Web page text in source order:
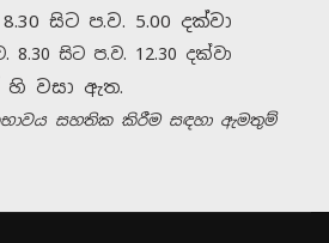
සිට ප.ව. 5.00 දක්වා
8.30 සිට ප.ව. 12.30 දක්වා
හි වසා ඇත.
සහතික කිරීම සඳහා ඇමතුම්